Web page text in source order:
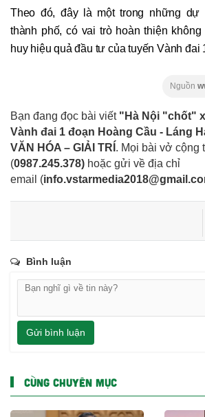
Theo đó, đây là một trong những dự
thành phố, có vai trò hoàn thiện
huy hiệu quả đầu tư của tuyến Vành đai
Nguồn
Bạn đang đọc bài viết "Hà Nội "chốt"
Vành đai 1 đoạn Hoàng Cầu - Láng
VĂN HÓA – GIẢI TRÍ . Mọi bài vở cộng
(0987.245.378) hoặc gửi về địa chỉ
email (
Bình luận
Gửi bình luận
CÙNG CHUYÊN MỤC